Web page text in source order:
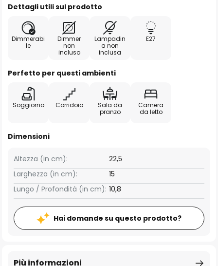
Dettagli utili sul prodotto
Dimmerabi
le
Dimmer
non
incluso
Lampadin
a non
inclusa
E27
Perfetto per questi ambienti
Soggiorno Corridoio
Sala da
pranzo
Camera
da letto
Dimensioni
Larghezza (in cm): 15
Altezza (in cm): 22,5
Lungo / Profondità (in cm): 10,8
Hai domande su questo prodotto?
Più informazioni